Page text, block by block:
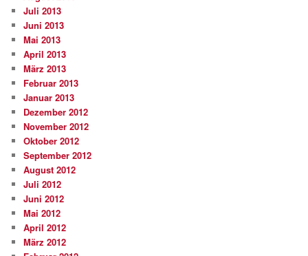
Juli 2013
Juni 2013
Mai 2013
April 2013
März 2013
Februar 2013
Januar 2013
Dezember 2012
November 2012
Oktober 2012
September 2012
August 2012
Juli 2012
Juni 2012
Mai 2012
April 2012
März 2012